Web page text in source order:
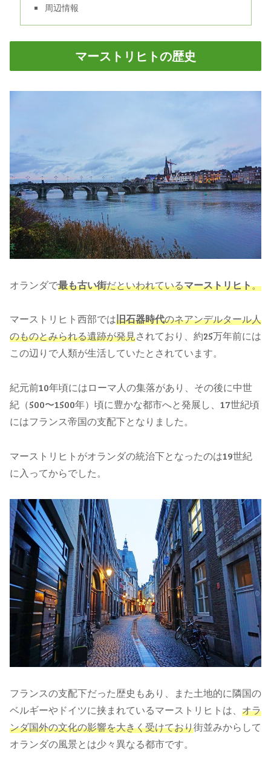
周辺情報
マーストリヒトの歴史
オランダで最も古い街だといわれているマーストリヒト。
マーストリヒト西部では旧石器時代のネアンデルタール人
のものとみられる遺跡が発見されており、約25万年前には
この辺りで人類が生活していたとされています。
紀元前10年頃にはローマ人の集落があり、その後に中世
紀（500〜1500年）頃に豊かな都市へと発展し、17世紀頃
にはフランス帝国の支配下となりました。
マーストリヒトがオランダの統治下となったのは19世紀
に入ってからでした。
フランスの支配下だった歴史もあり、また土地的に隣国の
ベルギーやドイツに挟まれているマーストリヒトは、 オラ
ンダ国外の文化の影響を大きく受けており街並みからして
オランダの風景とは少々異なる都市です。